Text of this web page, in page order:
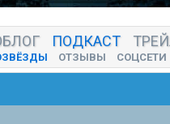
БЛОГ ПОДКАСТ
ОТЗЫВЫ СОЦСЕТИ